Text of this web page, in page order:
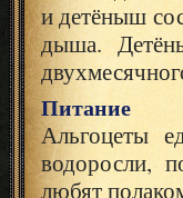
и детёныш
дыша.
Питание
Альгоцеты
водоросли,
любят